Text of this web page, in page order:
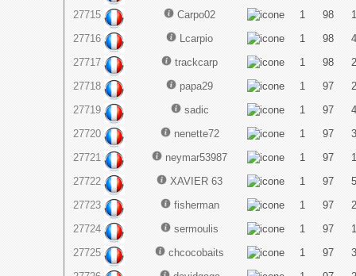
27715
Carpo02 1 98
1
27716
Lcarpio 1 98
4
27717
trackcarp 1 98
2
27718
papa29 1 97
2
27719
sadic 1 97
4
27720
nenette72 1 97
3
27721
neymar53987 1 97
1
27722
XAVIER 63 1 97
5
27723
fisherman 1 97
2
27724
sermoulis 1 97
1
27725
chcocobaits 1 97
3